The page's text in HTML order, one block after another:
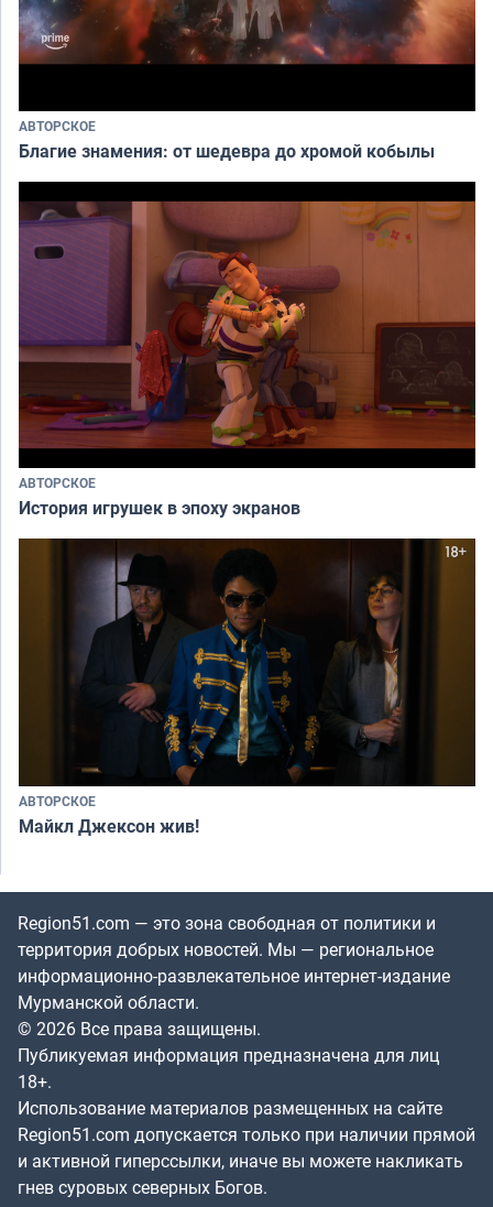
АВТОРСКОЕ
Благие знамения: от шедевра до хромой кобылы
АВТОРСКОЕ
История игрушек в эпоху экранов
АВТОРСКОЕ
Майкл Джексон жив!
Region51.com — это зона свободная от политики и
территория добрых новостей. Мы — региональное
информационно-развлекательное интернет-издание
Мурманской области.
© 2026 Все права защищены.
Публикуемая информация предназначена для лиц
18+.
Использование материалов размещенных на сайте
Region51.com допускается только при наличии прямой
и активной гиперссылки, иначе вы можете накликать
гнев суровых северных Богов.